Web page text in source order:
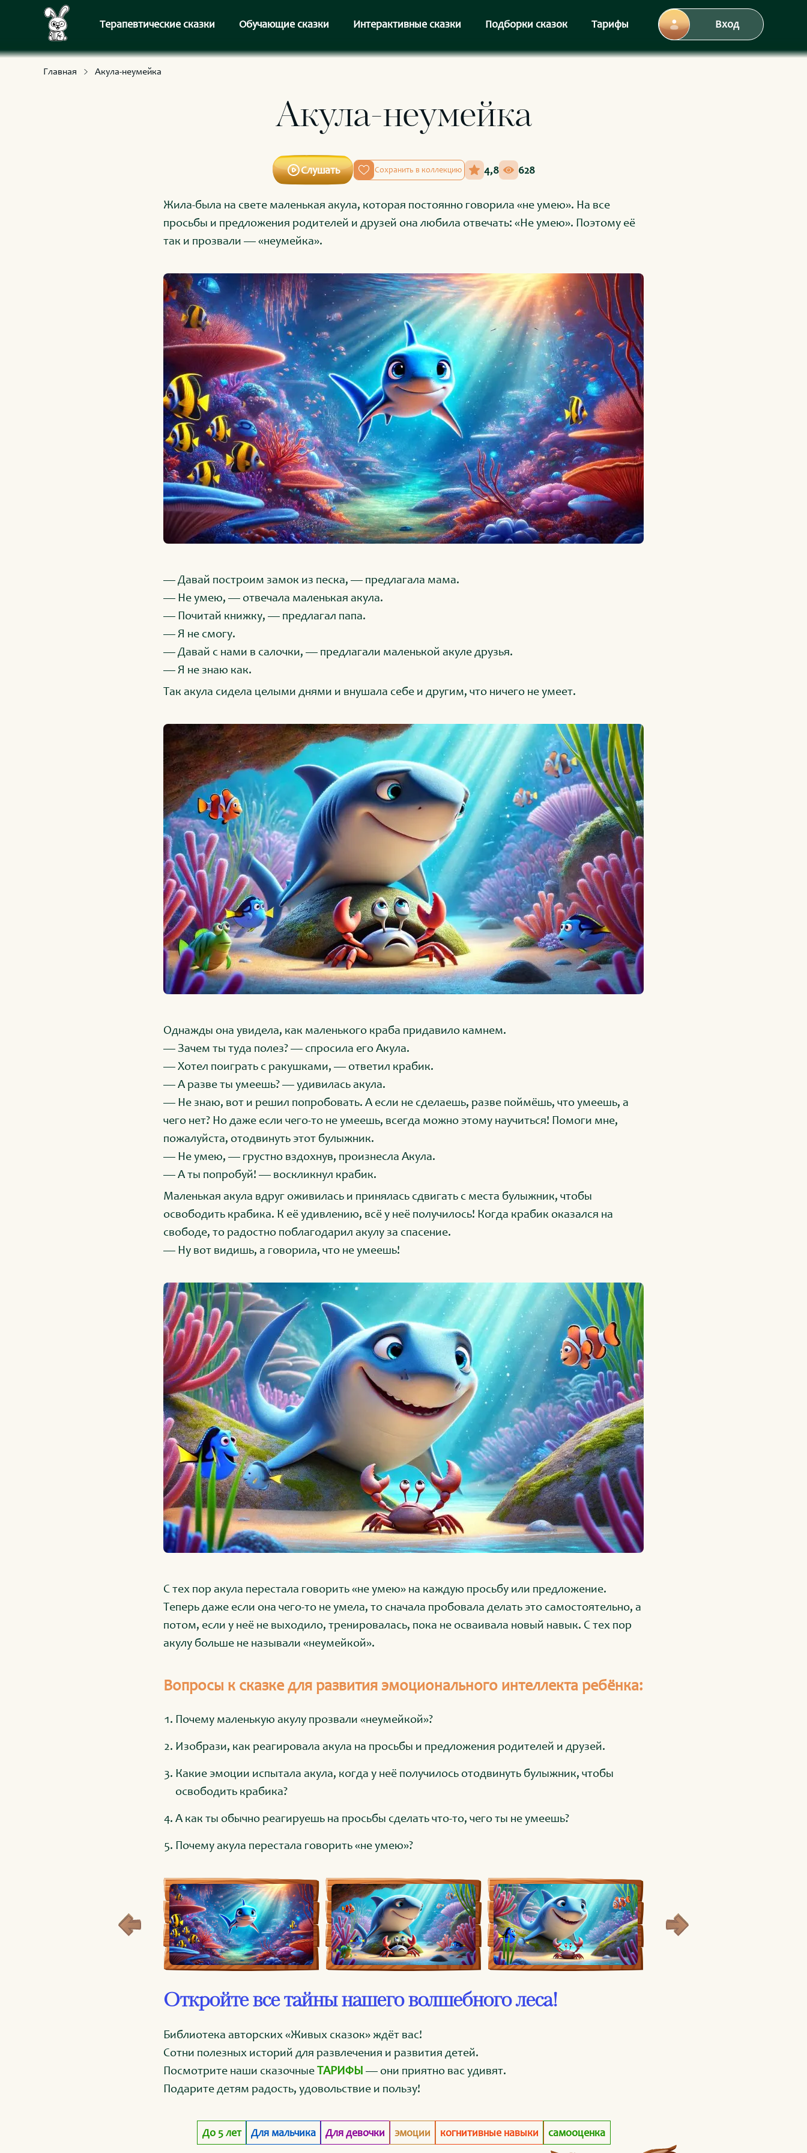
Терапевтические сказки Обучающие сказки Интерактивные сказки Подборки сказок Тарифы Вход
Для умных и любознательных
Главная Акула-неумейка
Акула-неумейка
Слушать Сохранить в коллекцию 4,8 628
Жила-была на свете маленькая акула, которая постоянно говорила «не умею». На все
просьбы и предложения родителей и друзей она любила отвечать: «Не умею». Поэтому её
так и прозвали — «неумейка».
— Давай построим замок из песка, — предлагала мама.
— Не умею, — отвечала маленькая акула.
— Почитай книжку, — предлагал папа.
— Я не смогу.
— Давай с нами в салочки, — предлагали маленькой акуле друзья.
— Я не знаю как.
Так акула сидела целыми днями и внушала себе и другим, что ничего не умеет.
Однажды она увидела, как маленького краба придавило камнем.
— Зачем ты туда полез? — спросила его Акула.
— Хотел поиграть с ракушками, — ответил крабик.
— А разве ты умеешь? — удивилась акула.
— Не знаю, вот и решил попробовать. А если не сделаешь, разве поймёшь, что умеешь, а
чего нет? Но даже если чего-то не умеешь, всегда можно этому научиться! Помоги мне,
пожалуйста, отодвинуть этот булыжник.
— Не умею, — грустно вздохнув, произнесла Акула.
— А ты попробуй! — воскликнул крабик.
Маленькая акула вдруг оживилась и принялась сдвигать с места булыжник, чтобы
освободить крабика. К её удивлению, всё у неё получилось! Когда крабик оказался на
свободе, то радостно поблагодарил акулу за спасение.
— Ну вот видишь, а говорила, что не умеешь!
С тех пор акула перестала говорить «не умею» на каждую просьбу или предложение.
Теперь даже если она чего-то не умела, то сначала пробовала делать это самостоятельно, а
потом, если у неё не выходило, тренировалась, пока не осваивала новый навык. С тех пор
акулу больше не называли «неумейкой».
Вопросы к сказке для развития эмоционального интеллекта ребёнка:
Почему маленькую акулу прозвали «неумейкой»?
Изобрази, как реагировала акула на просьбы и предложения родителей и друзей.
Какие эмоции испытала акула, когда у неё получилось отодвинуть булыжник, чтобы
освободить крабика?
А как ты обычно реагируешь на просьбы сделать что-то, чего ты не умеешь?
Почему акула перестала говорить «не умею»?
Откройте все тайны нашего волшебного леса!
Библиотека авторских «Живых сказок» ждёт вас!
Сотни полезных историй для развлечения и развития детей.
Посмотрите наши сказочныеТАРИФЫ — они приятно вас удивят.
Подарите детям радость, удовольствие и пользу!
До 5 лет Для мальчика Для девочки эмоции когнитивные навыки самооценка